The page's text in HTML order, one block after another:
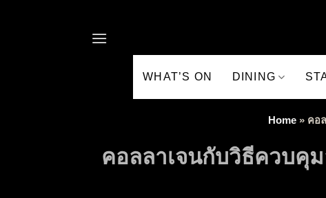
WHAT’S ON DINING
Home» คอ
คอลลาเจนกับวิธีควบคุ